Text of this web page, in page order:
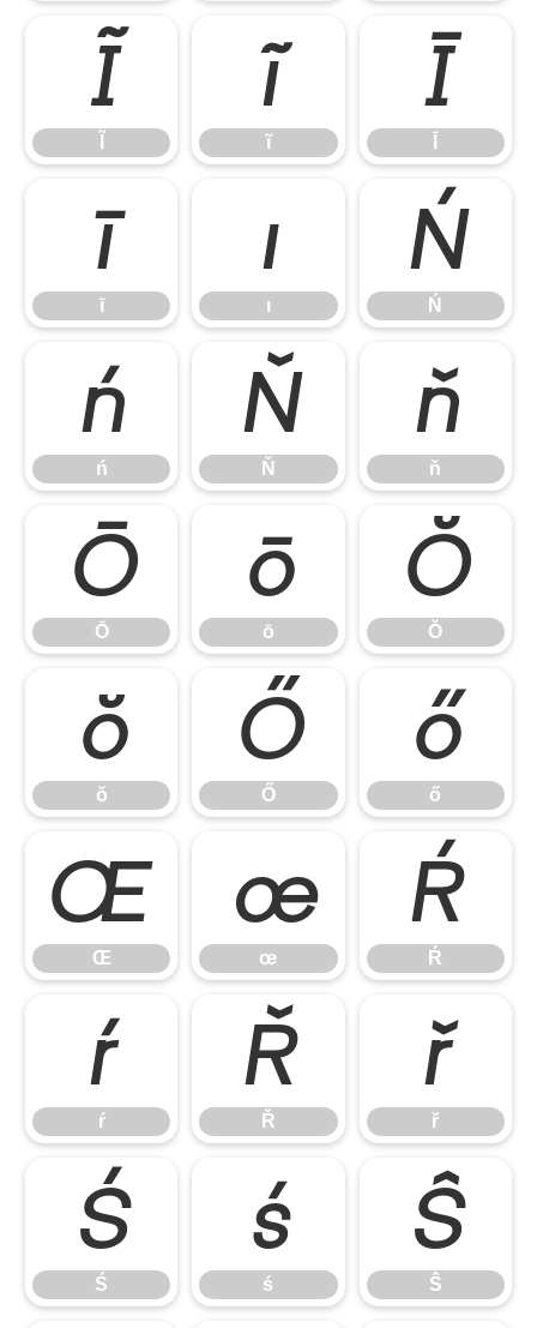
Ĩ ĩ
ĩ
Ī
ī
ī
ı
ı
Ń
Ń
ń
ń
Ň
Ň
ň
ň
Ō
Ō
ō
ō
Ŏ
Ŏ
ŏ
ŏ
Ő
Ő
ő
ő
Œ
Œ
œ
œ
Ŕ
Ŕ
ŕ
ŕ
Ř
Ř
ř
ř
Ś
Ś
ś
ś
Ŝ
Ŝ